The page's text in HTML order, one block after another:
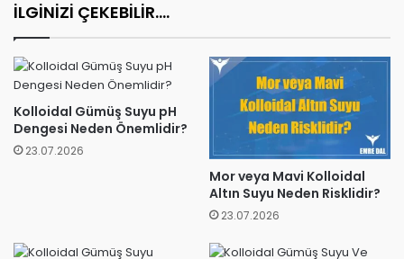
İLGİNİZİ ÇEKEBİLİR....
Kolloidal Gümüş Suyu pH
Dengesi Neden Önemlidir?
23.07.2026
Mor veya Mavi Kolloidal
Altın Suyu Neden Risklidir?
23.07.2026